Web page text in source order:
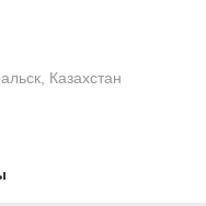
Казахстан